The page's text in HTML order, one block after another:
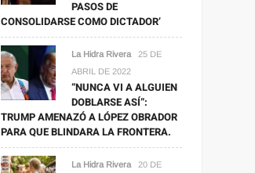
PASOS DE
CONSOLIDARSE COMO DICTADOR’
La Hidra Rivera
25 DE
ABRIL DE 2022
“NUNCA VI A ALGUIEN
DOBLARSE ASÍ”:
TRUMP AMENAZÓ A LÓPEZ OBRADOR
PARA QUE BLINDARA LA FRONTERA.
La Hidra Rivera
20 DE